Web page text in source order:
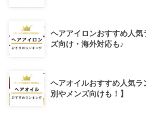
ヘアアイロンおすすめ人
ズ向け・海外対応も♪
ヘアオイルおすすめ人気
別やメンズ向けも！】